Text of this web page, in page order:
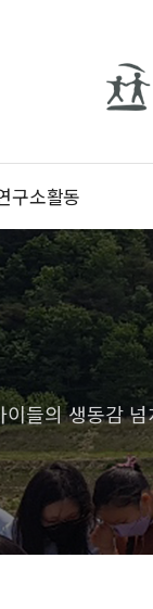
구소활동
이들의 생동감